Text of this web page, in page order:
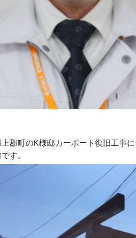
郡町のK様邸カーポート復旧工事に
す。